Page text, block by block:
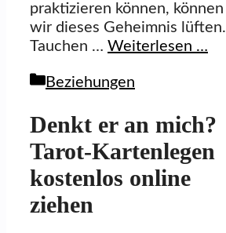
praktizieren können, können
wir dieses Geheimnis lüften.
Tauchen … Weiterlesen …
Kategorien
Beziehungen
Denkt er an mich?
Tarot-Kartenlegen
kostenlos online
ziehen